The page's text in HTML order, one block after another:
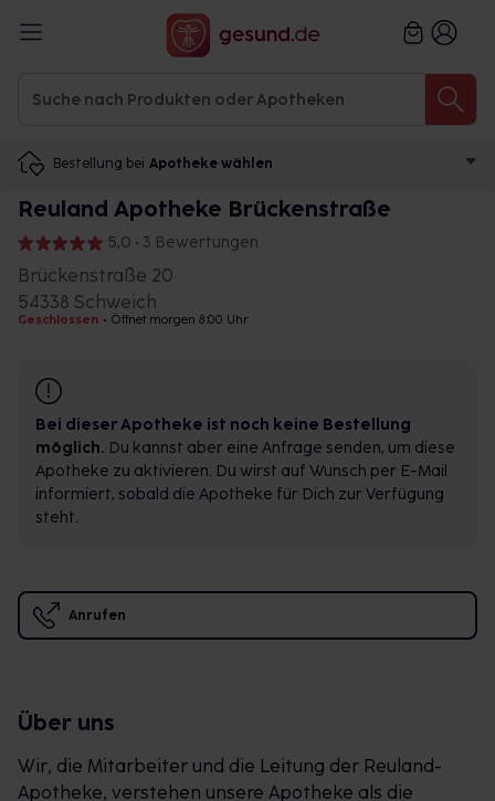
Bestellung bei Apotheke wählen
Reuland Apotheke Brückenstraße
5,0 • 3 Bewertungen
Brückenstraße 20
54338 Schweich
Geschlossen • Öffnet morgen 8:00 Uhr
Bei dieser Apotheke ist noch keine Bestellung
möglich. Du kannst aber eine Anfrage senden, um diese
Apotheke zu aktivieren. Du wirst auf Wunsch per E-Mail
informiert, sobald die Apotheke für Dich zur Verfügung
steht.
Anrufen
Über uns
Wir, die Mitarbeiter und die Leitung der Reuland-
Apotheke, verstehen unsere Apotheke als die